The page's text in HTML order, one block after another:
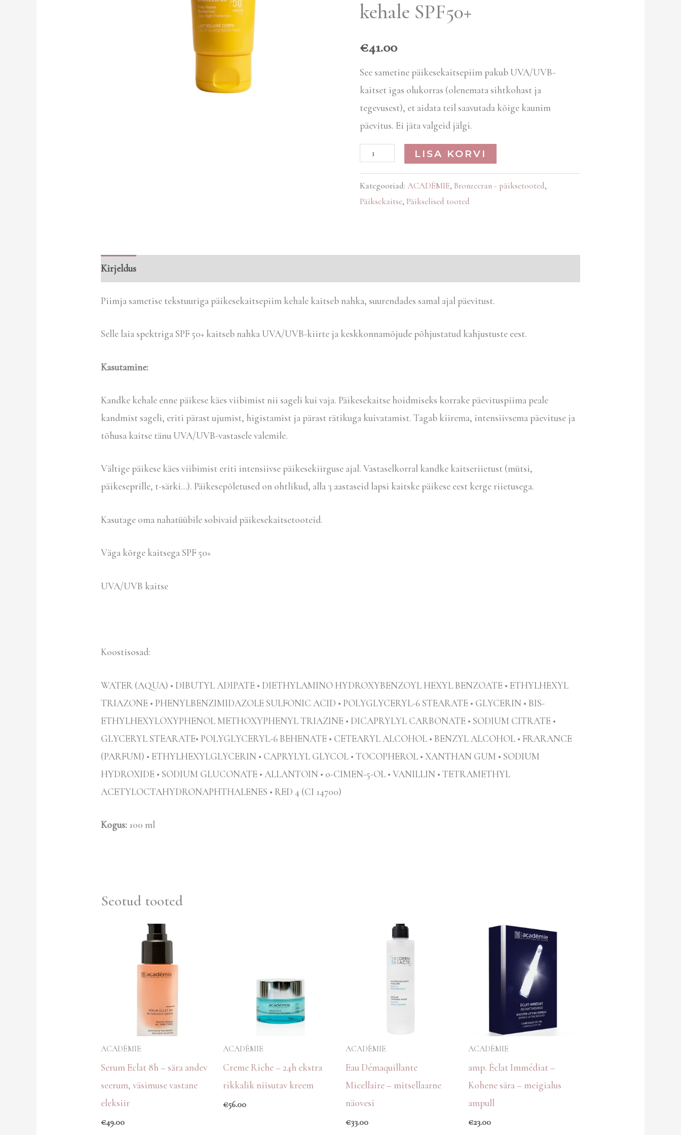
kehale SPF50+
€41.00
See sametine päikesekaitsepiim pakub UVA/UVB-
kaitset igas olukorras (olenemata sihtkohast ja
tegevusest), et aidata teil saavutada kõige kaunim
päevitus. Ei jäta valgeid jälgi.
kehale
kogus
LISA KORVI
Kategooriad: ACADÉMIE, Bronzecran - päiksetooted,
Päiksekaitse, Päikselised tooted
Kirjeldus
Piimja sametise tekstuuriga päikesekaitsepiim kehale kaitseb nahka, suurendades samal ajal päevitust.
Selle laia spektriga SPF 50+ kaitseb nahka UVA/UVB-kiirte ja keskkonnamõjude põhjustatud kahjustuste eest.
Kasutamine:
Kandke kehale enne päikese käes viibimist nii sageli kui vaja. Päikesekaitse hoidmiseks korrake päevituspiima peale
kandmist sageli, eriti pärast ujumist, higistamist ja pärast rätikuga kuivatamist. Tagab kiirema, intensiivsema päevituse ja
tõhusa kaitse tänu UVA/UVB-vastasele valemile.
Vältige päikese käes viibimist eriti intensiivse päikesekiirguse ajal. Vastaselkorral kandke kaitseriietust (mütsi,
päikeseprille, t-särki…). Päikesepõletused on ohtlikud, alla 3 aastaseid lapsi kaitske päikese eest kerge riietusega.
Kasutage oma nahatüübile sobivaid päikesekaitsetooteid.
Väga kõrge kaitsega SPF 50+
UVA/UVB kaitse
Koostisosad:
WATER (AQUA) • DIBUTYL ADIPATE • DIETHYLAMINO HYDROXYBENZOYL HEXYL BENZOATE • ETHYLHEXYL
TRIAZONE • PHENYLBENZIMIDAZOLE SULFONIC ACID • POLYGLYCERYL-6 STEARATE • GLYCERIN • BIS-
ETHYLHEXYLOXYPHENOL METHOXYPHENYL TRIAZINE • DICAPRYLYL CARBONATE • SODIUM CITRATE •
GLYCERYL STEARATE• POLYGLYCERYL-6 BEHENATE • CETEARYL ALCOHOL • BENZYL ALCOHOL • FRARANCE
(PARFUM) • ETHYLHEXYLGLYCERIN • CAPRYLYL GLYCOL • TOCOPHEROL • XANTHAN GUM • SODIUM
HYDROXIDE • SODIUM GLUCONATE • ALLANTOIN • o-CIMEN-5-OL • VANILLIN • TETRAMETHYL
ACETYLOCTAHYDRONAPHTHALENES • RED 4 (CI 14700)
Kogus:100 ml
Seotud tooted
ACADÉMIE
Serum Eclat 8h – sära andev
seerum, väsimuse vastane
eleksiir
€49.00
ACADÉMIE
Creme Riche – 24h ekstra
rikkalik niisutav kreem
€56.00
ACADÉMIE
Eau Démaquillante
Micellaire – mitsellaarne
näovesi
€33.00
ACADÉMIE
amp. Éclat Immédiat –
Kohene sära – meigialus
ampull
€23.00